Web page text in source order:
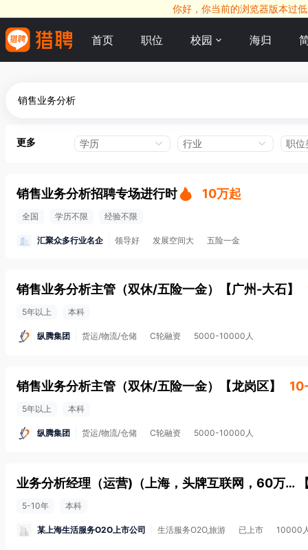
你好，你当前的浏览器版本过
首页 职位 校园 海归
更多 学历 行业 职位
销售业务分析招聘专场进行时 10万起
全国 学历不限 经验不限
汇聚众多行业名企 领导好 发展空间大 五险一金
销售业务分析主管（双休/五险一金） 【广州-大石】
5年以上 本科
纵腾集团 货运/物流/仓储 C轮融资 5000-10000人
销售业务分析主管（双休/五险一金） 【龙岗区】
5年以上 本科
纵腾集团 货运/物流/仓储 C轮融资 5000-10000人
业务分析经理（运营)（上海，头牌互联网，60万，211本35岁，5年相关数据分析经验，最好在互联网公司或营销行业）
5-10年 本科
某上海生活服务O2O上市公司 生活服务O2O,旅游 已上市 10000